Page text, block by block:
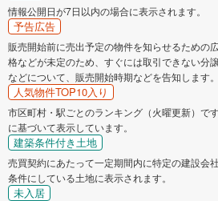
情報公開日が7日以内の場合に表示されます。
予告広告
販売開始前に売出予定の物件を知らせるための
格などが未定のため、すぐには取引できない分
などについて、販売開始時期などを告知します。
人気物件TOP10入り
市区町村・駅ごとのランキング（火曜更新）で
に基づいて表示しています。
建築条件付き土地
売買契約にあたって一定期間内に特定の建設会
条件にしている土地に表示されます。
未入居